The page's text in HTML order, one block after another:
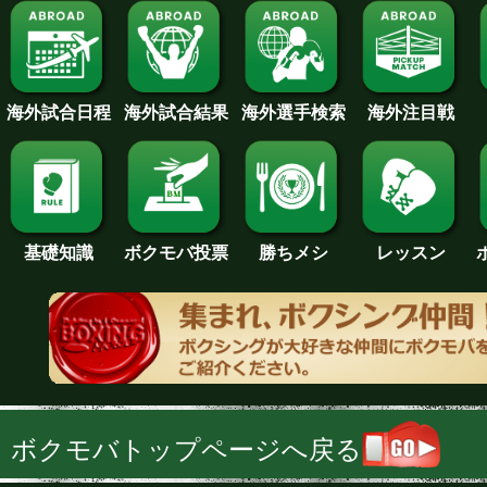
海外試合日程 海外試合結果 海外選手検索 海外注目戦
基礎知識 ボクモバ投票 勝ちメシ レッスン
ボクモバトップページへ戻る